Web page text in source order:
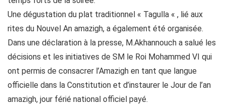
Une dégustation du plat traditionnel « Tagulla « , lié aux
rites du Nouvel An amazigh, a également été organisée.
Dans une déclaration à la presse, M.Akhannouch a salué les
décisions et les initiatives de SM le Roi Mohammed VI qui
ont permis de consacrer l’Amazigh en tant que langue
officielle dans la Constitution et d’instaurer le Jour de l’an
amazigh, jour férié national officiel payé.